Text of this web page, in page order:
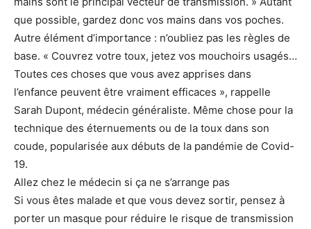
que possible, gardez donc vos mains dans vos poches.
Autre élément d’importance : n’oubliez pas les règles de
base. « Couvrez votre toux, jetez vos mouchoirs usagés…
Toutes ces choses que vous avez apprises dans
l’enfance peuvent être vraiment efficaces », rappelle
Sarah Dupont, médecin généraliste. Même chose pour la
technique des éternuements ou de la toux dans son
coude, popularisée aux débuts de la pandémie de Covid-
19.
Allez chez le médecin si ça ne s’arrange pas
Si vous êtes malade et que vous devez sortir, pensez à
porter un masque pour réduire le risque de transmission